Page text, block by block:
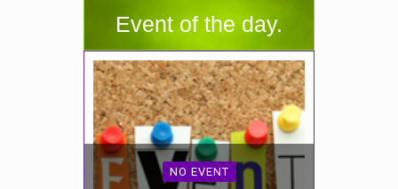
Event of the day.
NO EVENT